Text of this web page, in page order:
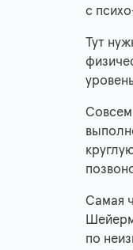
с
Тут
Совсем
Самая
по